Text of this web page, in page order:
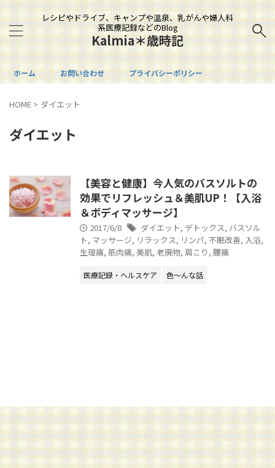
レシピやドライブ、キャンプや温泉、乳がんや婦人科
系医療記録などのBlog
Kalmia＊歳時記
ホーム お問い合わせ プライバシーポリシー
HOME > ダイエット
ダイエット
【美容と健康】今人気のバスソルトの
効果でリフレッシュ＆美肌UP！【入浴
＆ボディマッサージ】
2017/6/8 ダイエット, デトックス, バスソル
ト, マッサージ, リラックス, リンパ, 不眠改善, 入浴,
生理痛, 筋肉痛, 美肌, 老廃物, 肩こり , 腰痛
医療記録・ヘルスケア 色～んな話